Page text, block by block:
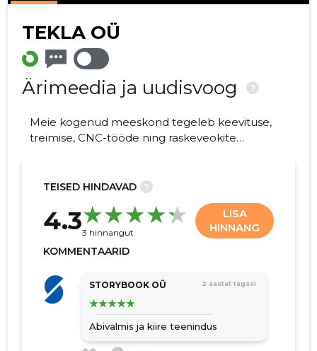
TEKLA OÜ
Ärimeedia ja uudisvoog ?
Meie kogenud meeskond tegeleb keevituse,
treimise, CNC-tööde ning raskeveokite
klientide vajadustele.
TEISED HINDAVAD ?
4.33 hinnangut
LISA
HINNANG
KOMMENTAARID
STORYBOOK OÜ 2 aastat tagasi
Abivalmis ja kiire teenindus